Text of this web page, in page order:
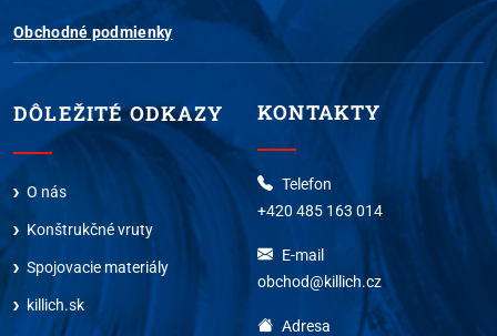
Obchodné podmienky
DÔLEŽITÉ ODKAZY
O nás
Konštrukčné vruty
Spojovacie materiály
killich.sk
KONTAKTY
Telefon
+420 485 163 014
E-mail
obchod@killich.cz
Adresa